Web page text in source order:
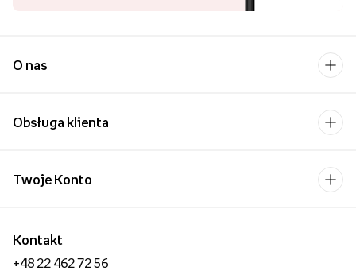
O nas
Obsługa klienta
Kontakt
+48 22 462 72 56
Twoje Konto